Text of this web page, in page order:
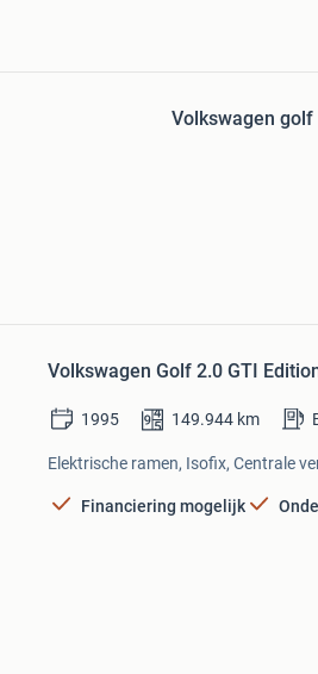
Volkswagen
Volkswagen Golf 2.0 GTI
1995 149.944 km
Elektrische ramen, Isofix, Centrale
Financiering mogelijk